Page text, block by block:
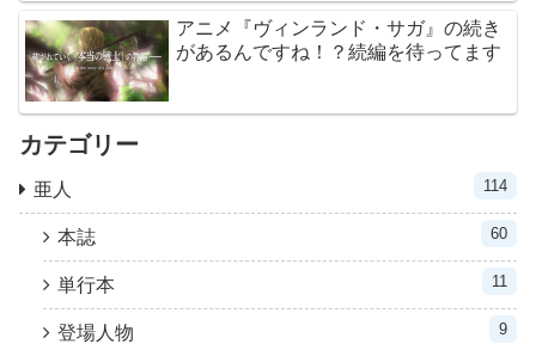
アニメ『ヴィンランド・サガ』の続き
があるんですね！？続編を待ってます
カテゴリー
亜人 114
本誌 60
単行本 11
登場人物 9